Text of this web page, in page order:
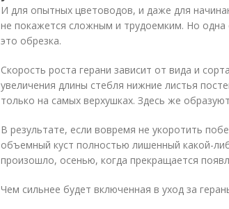
И для опытных цветоводов, и даже для
не покажется сложным и трудоемким. Но одна
это обрезка.
Скорость роста герани зависит от вида и
увеличения длины стебля нижние листья
только на самых верхушках. Здесь же
В результате, если вовремя не укоротить
объемный куст полностью лишенный какой-
произошло, осенью, когда прекращается
Чем сильнее будет включенная в уход за